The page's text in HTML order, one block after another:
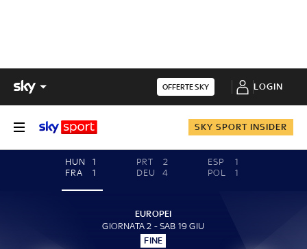
OFFERTE SKY LOGIN
SKY SPORT INSIDER
HUN
1
FRA
1
PRT
2
DEU
4
ESP
1
POL
1
EUROPEI
GIORNATA 2 - SAB 19 GIU
FINE